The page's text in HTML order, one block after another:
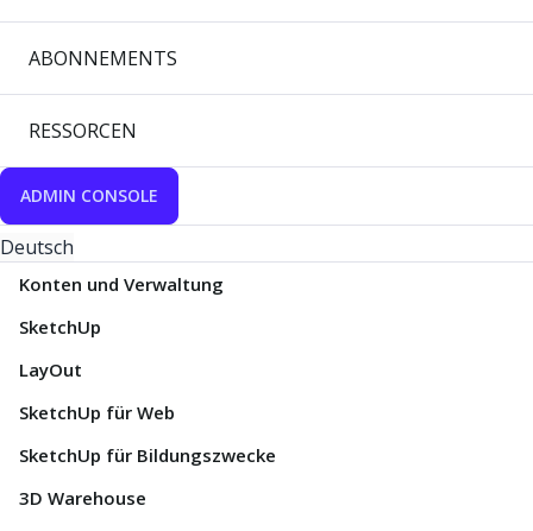
ABONNEMENTS
RESSORCEN
ADMIN CONSOLE
Deutsch
Konten und Verwaltung
SketchUp
LayOut
SketchUp für Web
SketchUp für Bildungszwecke
3D Warehouse